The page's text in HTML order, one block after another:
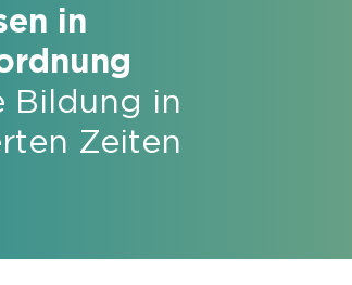
in
Bildung in
Zeiten